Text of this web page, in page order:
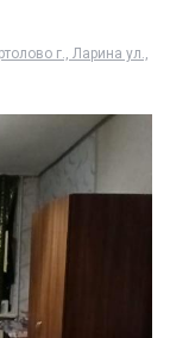
г., Ларина ул.,